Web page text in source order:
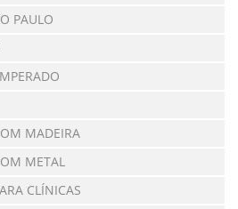
PAULO
MADEIRA
METAL
CLÍNICAS